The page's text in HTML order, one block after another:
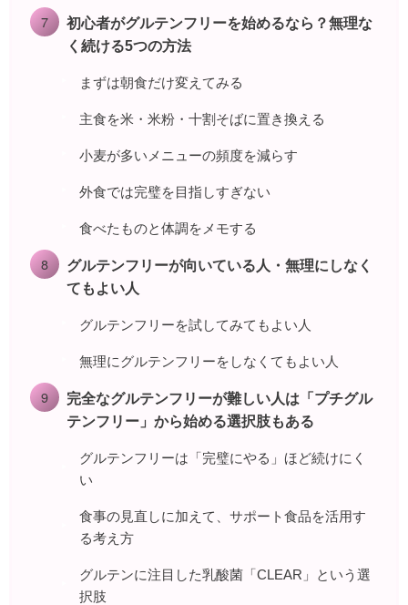
初心者がグルテンフリーを始めるなら？無理な
く続ける5つの方法
まずは朝食だけ変えてみる
主食を米・米粉・十割そばに置き換える
小麦が多いメニューの頻度を減らす
外食では完璧を目指しすぎない
食べたものと体調をメモする
グルテンフリーが向いている人・無理にしなく
てもよい人
グルテンフリーを試してみてもよい人
無理にグルテンフリーをしなくてもよい人
完全なグルテンフリーが難しい人は「プチグル
テンフリー」から始める選択肢もある
グルテンフリーは「完璧にやる」ほど続けにく
い
食事の見直しに加えて、サポート食品を活用す
る考え方
グルテンに注目した乳酸菌「CLEAR」という選
択肢